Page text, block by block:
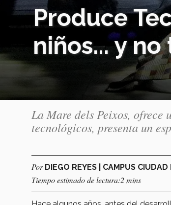
Produce
niños... y
La Mare dels Peixos, ofrece
tecnológicos, presenta un
Por DIEGO REYES | CAMPUS CIUDAD
Tiempo estimado de lectura:2 mins